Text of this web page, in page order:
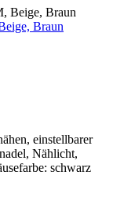
Braun
einstellbarer
Nählicht,
schwarz